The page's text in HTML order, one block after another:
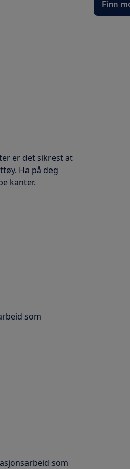
er det sikrest at
Ha på deg
kanter.
som
som
Finn